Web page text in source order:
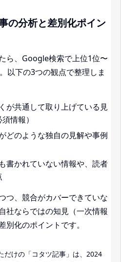
の分析と差別化ポイン
ら、Google検索で上位1位〜
以下の3つの観点で整理しま
が共通して取り上げている見
情報）
どのような独自の見解や事例
書かれていない情報や、読者
つ、競合がカバーできていな
社ならではの知見（一次情報
化のポイントです。
だけの「コタツ記事」は、2024